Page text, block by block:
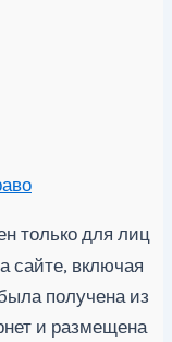
только для лиц
сайте, включая
получена из
и размещена